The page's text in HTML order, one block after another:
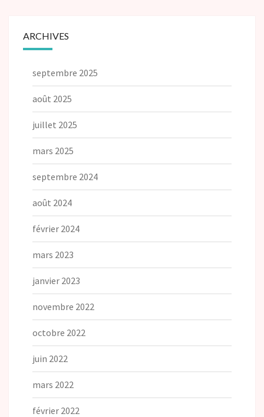
ARCHIVES
septembre 2025
août 2025
juillet 2025
mars 2025
septembre 2024
août 2024
février 2024
mars 2023
janvier 2023
novembre 2022
octobre 2022
juin 2022
mars 2022
février 2022